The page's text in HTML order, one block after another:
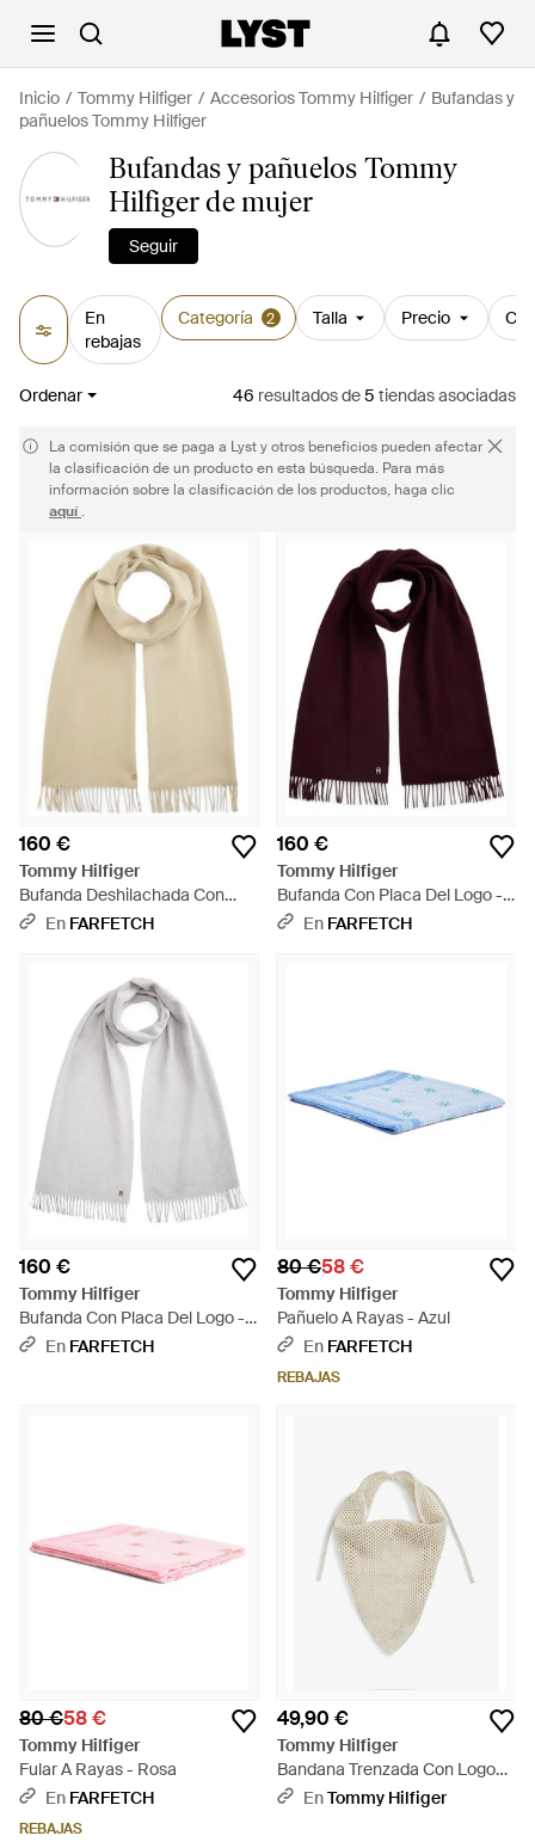
Inicio Tommy Hilfiger Accesorios Tommy Hilfiger
Bufandas y
pañuelos Tommy Hilfiger
Bufandas y pañuelos Tommy
Hilfiger de mujer
Seguir
En
rebajas
Categoría 2 Talla Precio
Ordenar 46 resultadosde5 tiendas asociadas
La comisión que se paga a Lyst y otros beneficios pueden afectar
la clasificación de un producto en esta búsqueda. Para más
información sobre la clasificación de los productos, haga clic
aquí.
160 €
Tommy Hilfiger
Bufanda Deshilachada Con
Placa Del Logo - Neutro
En FARFETCH
160 €
Tommy Hilfiger
Bufanda Con Placa Del Logo -
Morado
En FARFETCH
160 €
Tommy Hilfiger
Bufanda Con Placa Del Logo -
Blanco
En FARFETCH
80 €58 €
Tommy Hilfiger
Pañuelo A Rayas - Azul
En FARFETCH
REBAJAS
80 €58 €
Tommy Hilfiger
Fular A Rayas - Rosa
En FARFETCH
REBAJAS
49,90 €
Tommy Hilfiger
Bandana Trenzada Con Logo
Bordado - Blanco
EnTommy Hilfiger